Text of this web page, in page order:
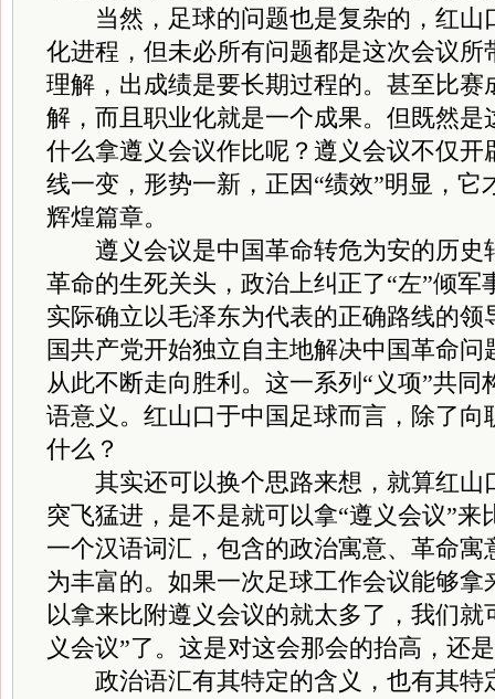
当然，足球的问题也是复杂的，红山
化进程，但未必所有问题都是这次会议所
理解，出成绩是要长期过程的。甚至比赛
解，而且职业化就是一个成果。但既然是
什么拿遵义会议作比呢？遵义会议不仅开
线一变，形势一新，正因“绩效”明显，它
辉煌篇章。
遵义会议是中国革命转危为安的历史
革命的生死关头，政治上纠正了“左”倾军
实际确立以毛泽东为代表的正确路线的领
国共产党开始独立自主地解决中国革命
从此不断走向胜利。这一系列“义项”共同
语意义。红山口于中国足球而言，除了向
什么？
其实还可以换个思路来想，就算红山
突飞猛进，是不是就可以拿“遵义会议”来
一个汉语词汇，包含的政治寓意、革命寓
为丰富的。如果一次足球工作会议能够拿
以拿来比附遵义会议的就太多了，我们就
义会议”了。这是对这会那会的抬高，还
政治语汇有其特定的含义，也有其特